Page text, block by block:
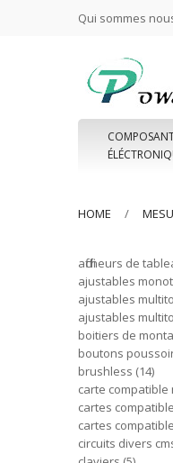
Qui sommes
HOME
afficheurs de
ajustables
ajustables
ajustables
boitiers de
boutons
brushless 14
carte compatible
cartes
cartes
circuits divers